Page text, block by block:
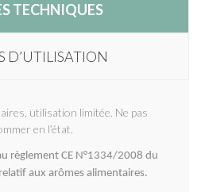
TECHNIQUES
D’UTILISATION
utilisation limitée. Ne pas
en l’état.
règlement CE N°1334/2008 du
aux arômes alimentaires.